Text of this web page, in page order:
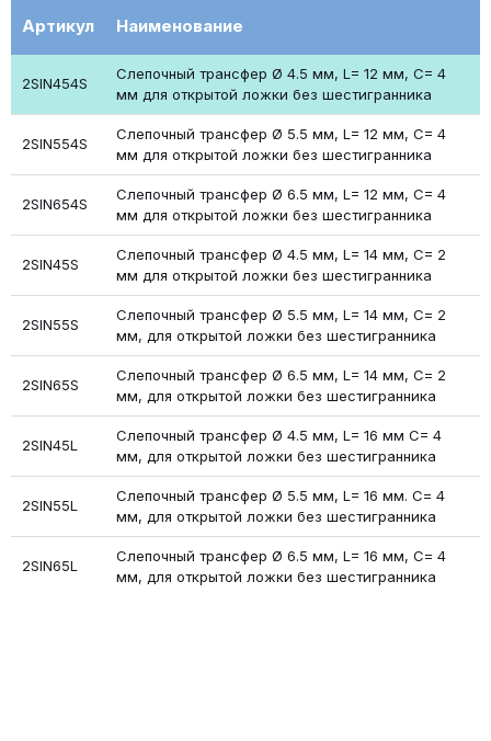
Артикул Наименование
2SIN454S
Слепочный трансфер Ø 4.5 мм, L= 12 мм, C= 4
мм для открытой ложки без шестигранника
2SIN554S
Слепочный трансфер Ø 5.5 мм, L= 12 мм, C= 4
мм для открытой ложки без шестигранника
2SIN654S
Слепочный трансфер Ø 6.5 мм, L= 12 мм, C= 4
мм для открытой ложки без шестигранника
2SIN45S
Слепочный трансфер Ø 4.5 мм, L= 14 мм, C= 2
мм для открытой ложки без шестигранника
2SIN55S
Слепочный трансфер Ø 5.5 мм, L= 14 мм, С= 2
мм, для открытой ложки без шестигранника
2SIN65S
Слепочный трансфер Ø 6.5 мм, L= 14 мм, С= 2
мм, для открытой ложки без шестигранника
2SIN45L
Слепочный трансфер Ø 4.5 мм, L= 16 мм C= 4
мм, для открытой ложки без шестигранника
2SIN55L
Слепочный трансфер Ø 5.5 мм, L= 16 мм. С= 4
мм, для открытой ложки без шестигранника
2SIN65L
Слепочный трансфер Ø 6.5 мм, L= 16 мм, С= 4
мм, для открытой ложки без шестигранника